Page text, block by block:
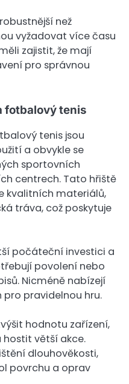
než
vyžadovat více času
zajistit, že mají
pro správnou
fotbalový tenis
tenis jsou
a obvykle se
sportovních
centrech. Tato hřiště
kvalitních materiálů,
tráva, což poskytuje
počáteční investici a
povolení nebo
Nicméně nabízejí
pro pravidelnou hru.
hodnotu zařízení,
větší akce.
dlouhověkosti,
povrchu a oprav